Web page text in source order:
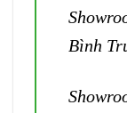
Bình